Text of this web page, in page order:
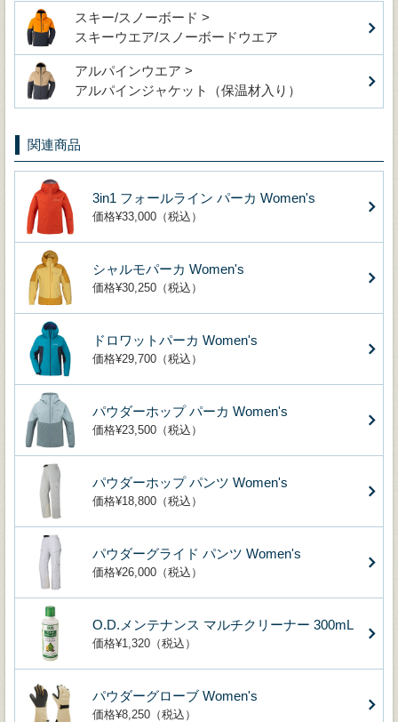
スキー/スノーボード >
スキーウエア/スノーボードウエア
アルパインウエア >
アルパインジャケット（保温材入り）
関連商品
3in1 フォールライン パーカ Women's
価格¥33,000（税込）
シャルモパーカ Women's
価格¥30,250（税込）
ドロワットパーカ Women's
価格¥29,700（税込）
パウダーホップ パーカ Women's
価格¥23,500（税込）
パウダーホップ パンツ Women's
価格¥18,800（税込）
パウダーグライド パンツ Women's
価格¥26,000（税込）
O.D.メンテナンス マルチクリーナー 300mL
価格¥1,320（税込）
パウダーグローブ Women's
価格¥8,250（税込）